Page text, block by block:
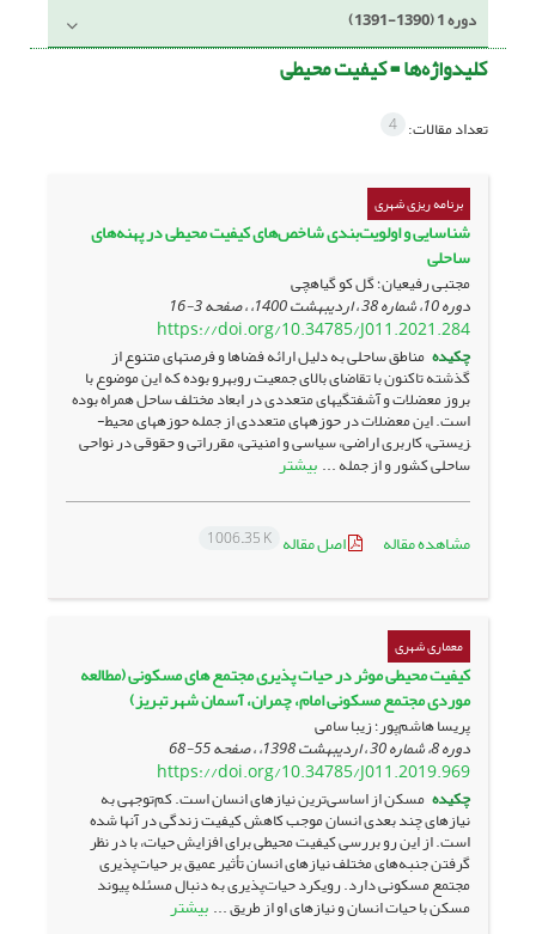
دوره 1 (1390-1391)
کلیدواژه‌ها =کیفیت محیطی
تعداد مقالات: 4
برنامه ریزی شهری
شناسایی و اولویت‌بندی شاخص‌های کیفیت محیطی در پهنه‌های
ساحلی
مجتبی رفیعیان؛ گل کو گیاهچی
دوره 10، شماره 38 ، اردیبهشت 1400، ، صفحه 3-16
https://doi.org/10.34785/J011.2021.284
چکیده مناطق ساحلی به دلیل ارائه­ فضاها و فرصت­های متنوع از
گذشته تاکنون با تقاضای بالای جمعیت رو­به­رو بوده که این موضوع با
بروز معضلات و آشفتگی­های متعددی در ابعاد مختلف ساحل همراه بوده
است. این معضلات در حوزه­های متعددی از جمله حوزه­های محیط­
زیستی، کاربری اراضی، سیاسی و امنیتی، مقرراتی و حقوقی در نواحی
ساحلی کشور و از جمله ... بیشتر
مشاهده مقاله اصل مقاله 1006.35 K
معماری شهری
کیفیت محیطی موثر در حیات پذیری مجتمع های مسکونی (مطالعه
موردی مجتمع مسکونی امام، چمران، آسمان شهر تبریز)
پریسا هاشم‌پور؛ زیبا سامی
دوره 8، شماره 30 ، اردیبهشت 1398، ، صفحه 55-68
https://doi.org/10.34785/J011.2019.969
چکیده مسکن از اساسی‌ترین نیازهای انسان است. کم‌توجهی به
نیازهای چند بعدی انسان موجب کاهش کیفیت زندگی در آنها شده
است. از این ‌رو بررسی کیفیت محیطی برای افزایش حیات، با در نظر
گرفتن جنبه‌های مختلف نیازهای انسان ‌تأثیر عمیق بر حیات‌پذیری
مجتمع مسکونی دارد. رویکرد حیات‌پذیری به دنبال مسئله پیوند
مسکن با حیات انسان و نیازهای او از طریق ... بیشتر